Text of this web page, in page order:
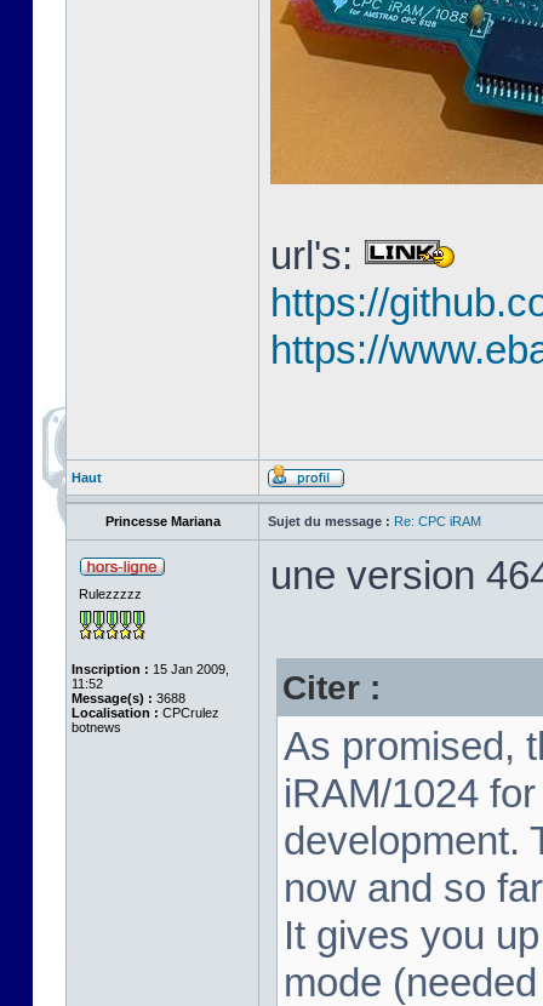
url's:
https://
https://
Haut
Princesse Mariana Sujet du message : Re: CPC iRAM
Rulezzzzz
Inscription : 15 Jan 2009,
11:52
Message(s) : 3688
Localisation : CPCrulez
botnews
une version
Citer :
As promised,
iRAM/1024
development.
now and so
It gives you
mode